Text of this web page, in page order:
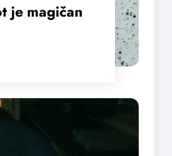
je magičan